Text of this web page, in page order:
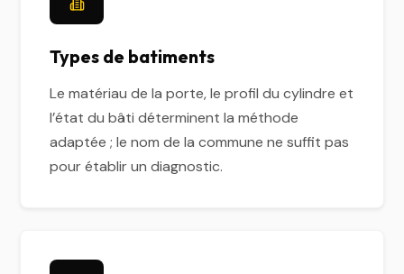
Types de batiments
Le matériau de la porte, le profil du cylindre et
l’état du bâti déterminent la méthode
adaptée ; le nom de la commune ne suffit pas
pour établir un diagnostic.